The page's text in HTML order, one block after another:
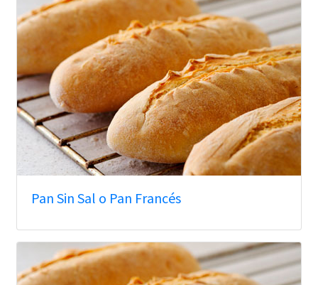
Pan Sin Sal o Pan Francés